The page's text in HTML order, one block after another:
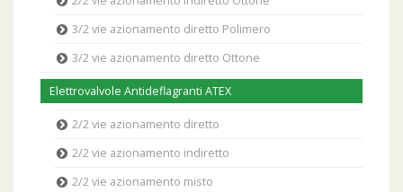
3/2 vie azionamento diretto Polimero
3/2 vie azionamento diretto Ottone
Elettrovalvole Antideflagranti ATEX
2/2 vie azionamento diretto
2/2 vie azionamento indiretto
2/2 vie azionamento misto